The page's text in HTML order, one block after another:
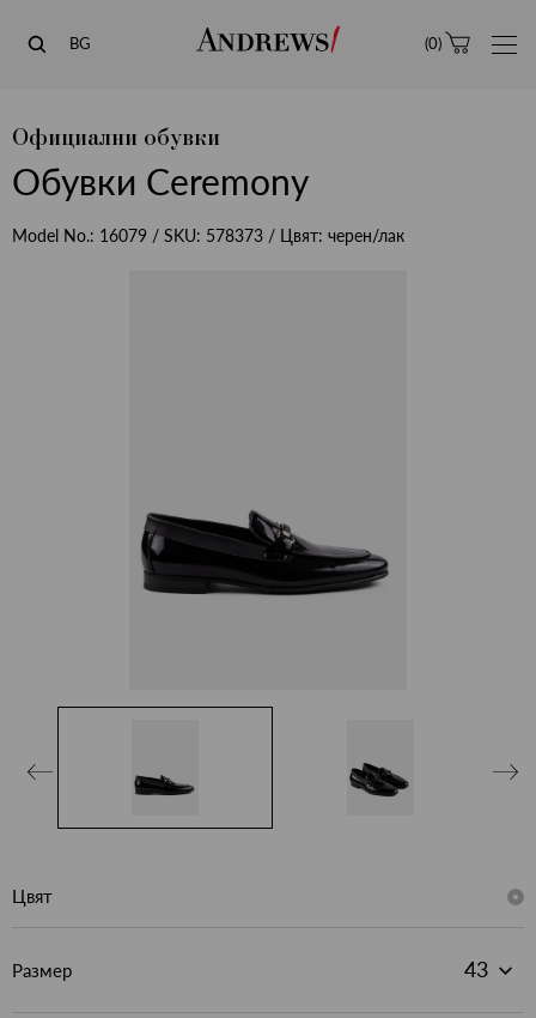
Andrews
BG (0)
Официални обувки
Обувки Ceremony
Model No.: 16079 / SKU: 578373 / Цвят: черен/лак
Цвят
Размер